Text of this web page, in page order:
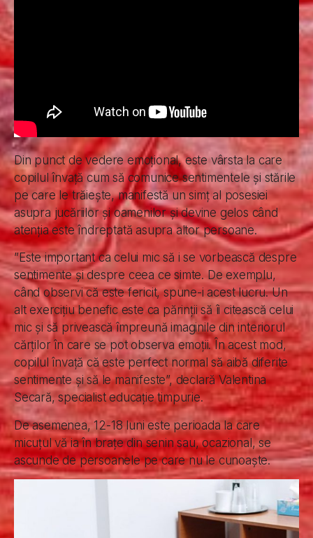
Din punct de vedere emoțional, este vârsta la care
copilul învață cum să comunice sentimentele și stările
pe care le trăiește, manifestă un simț al posesiei
asupra jucăriilor și oamenilor și devine gelos când
atenția este îndreptată asupra altor persoane.
”Este important ca celui mic să i se vorbească despre
sentimente și despre ceea ce simte. De exemplu,
când observi că este fericit, spune-i acest lucru. Un
alt exercițiu benefic este ca părinții să îi citească celui
mic și să privească împreună imaginile din interiorul
cărților în care se pot observa emoții. În acest mod,
copilul învață că este perfect normal să aibă diferite
sentimente și să le manifeste”, declară Valentina
Secară, specialist educație timpurie.
De asemenea, 12-18 luni este perioada la care
micuțul vă ia în brațe din senin sau, ocazional, se
ascunde de persoanele pe care nu le cunoaște.